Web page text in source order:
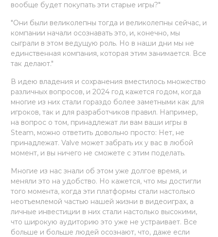
вообще будет покупать эти старые игры?"
"Они были великолепны тогда и великолепны сейчас, и
компании начали осознавать это, и, конечно, мы
сыграли в этом ведущую роль. Но в наши дни мы не
единственная компания, которая этим занимается. Все
так делают."
В идею владения и сохранения вместилось множество
различных вопросов, и 2024 год кажется годом, когда
многие из них стали гораздо более заметными как для
игроков, так и для разработчиков правил. Например,
на вопрос о том, принадлежат ли вам ваши игры в
Steam, можно ответить довольно просто: Нет, не
принадлежат. Valve может забрать их у вас в любой
момент, и вы ничего не сможете с этим поделать.
Многие из нас знали об этом уже долгое время, и
меняли это на удобство. Но кажется, что мы достигли
того момента, когда эти платформы стали настолько
неотъемлемой частью нашей жизни в видеоиграх, а
личные инвестиции в них стали настолько высокими,
что широкую аудиторию это уже не устраивает. Все
больше и больше людей осознают, что, даже если